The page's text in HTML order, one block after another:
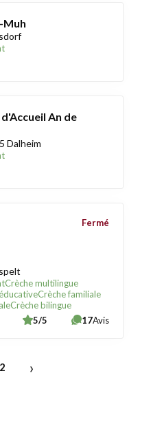
Muh
An de
Dalheim
Crèche multilingue
Crèche familiale
Crèche bilingue
Fermé
5/5 17Avis
2 ›